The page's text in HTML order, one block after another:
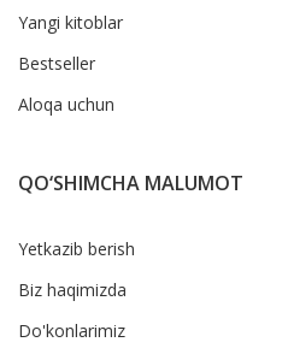
Yangi kitoblar
Bestseller
Aloqa uchun
QO‘SHIMCHA MALUMOT
Yetkazib berish
Biz haqimizda
Do'konlarimiz